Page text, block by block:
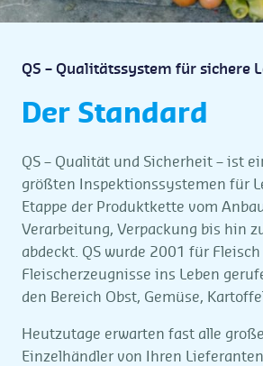
QS – Qualitätssystem für sichere
Der Standard
QS – Qualität und Sicherheit – ist
größten Inspektionssystemen für
Etappe der Produktkette vom
Verarbeitung, Verpackung bis hin
abdeckt. QS wurde 2001 für Fleisch
Fleischerzeugnisse ins Leben
den Bereich Obst, Gemüse,
Heutzutage erwarten fast alle
Einzelhändler von Ihren